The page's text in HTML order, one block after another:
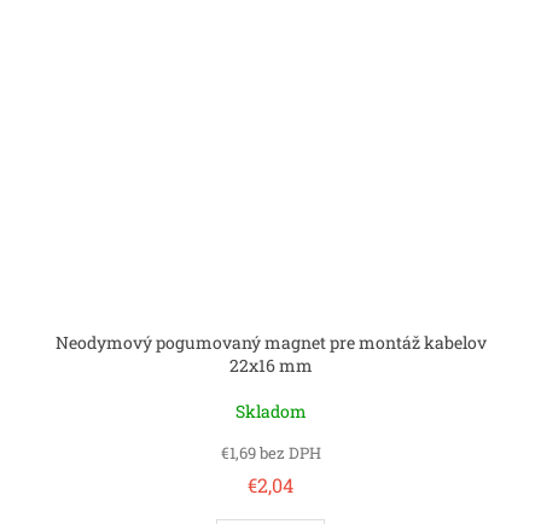
Neodymový pogumovaný magnet pre montáž kabelov
22x16 mm
Skladom
€1,69 bez DPH
€2,04